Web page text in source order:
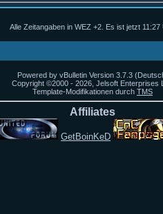
Alle Zeitangaben in WEZ +2. Es ist jetzt 11:27
Powered by vBulletin Version 3.7.3
Copyright ©2000 - 2026, Jelsoft Enterprises
Template-Modifikationen durch TMS
Affiliates
GetBoinKeD